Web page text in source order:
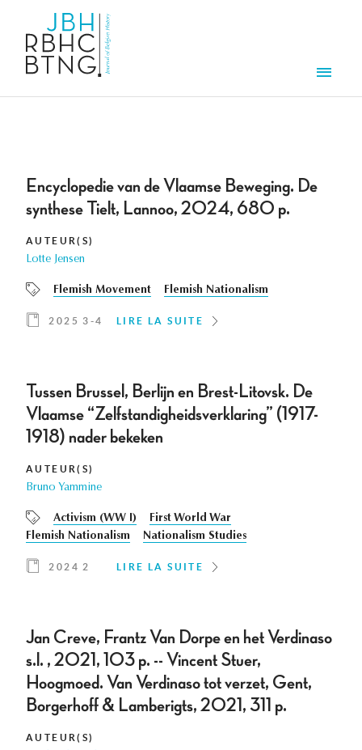
Encyclopedie van de Vlaamse Beweging. De
synthese Tielt, Lannoo, 2024, 680 p.
AUTEUR(S)
Lotte Jensen
Flemish Movement Flemish Nationalism
2025 3-4 LIRE LA SUITE
Tussen Brussel, Berlijn en Brest-Litovsk. De
Vlaamse “Zelfstandigheidsverklaring” (1917-
1918) nader bekeken
AUTEUR(S)
Bruno Yammine
Activism (WW I)
First World War
Flemish Nationalism
Nationalism Studies
2024 2 LIRE LA SUITE
Jan Creve, Frantz Van Dorpe en het Verdinaso
s.l. , 2021, 103 p. -- Vincent Stuer,
Hoogmoed. Van Verdinaso tot verzet, Gent,
Borgerhoff & Lamberigts, 2021, 311 p.
AUTEUR(S)